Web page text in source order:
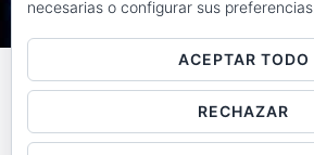
Raúl de la Puente - Derechos
Acceder
necesarias o configurar sus preferencias.
ACEPTAR TODO
RECHAZAR